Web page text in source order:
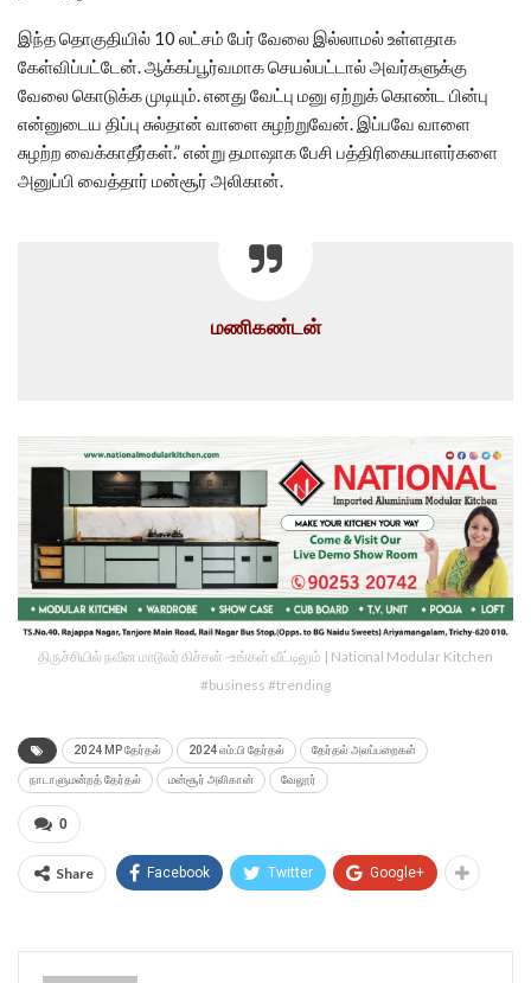
இந்த தொகுதியில் 10 லட்சம் பேர் வேலை இல்லாமல் உள்ளதாக
கேள்விப்பட்டேன். ஆக்கப்பூர்வமாக செயல்பட்டால் அவர்களுக்கு
வேலை கொடுக்க முடியும். எனது வேட்பு மனு ஏற்றுக் கொண்ட பின்பு
என்னுடைய திப்பு சுல்தான் வாளை சுழற்றுவேன். இப்பவே வாளை
சுழற்ற வைக்காதீர்கள்.” என்று தமாஷாக பேசி பத்திரிகையாளர்களை
அனுப்பி வைத்தார் மன்சூர் அலிகான்.
மணிகண்டன்
திருச்சியில் நவீன மாடூலர் கிச்சன் -உங்கள் வீட்டிலும் | National Modular Kitchen
#business #trending
2024 MP தேர்தல் 2024 எம்.பி தேர்தல் தேர்தல் அலப்பறைகள்
நாடாளுமன்றத் தேர்தல் மன்சூர் அலிகான் வேலூர்
0
Share Facebook Twitter Google+